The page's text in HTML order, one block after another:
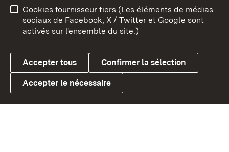
Link zum Landesportal
Conseils d'utilisation
Confidentialité
Cookies
Cookies fournisseur tiers (Les éléments de médias
sociaux de Facebook, X / Twitter et Google sont
activés sur l'ensemble du site.)
Accepter tous Confirmer la sélection
Accepter le nécessaire